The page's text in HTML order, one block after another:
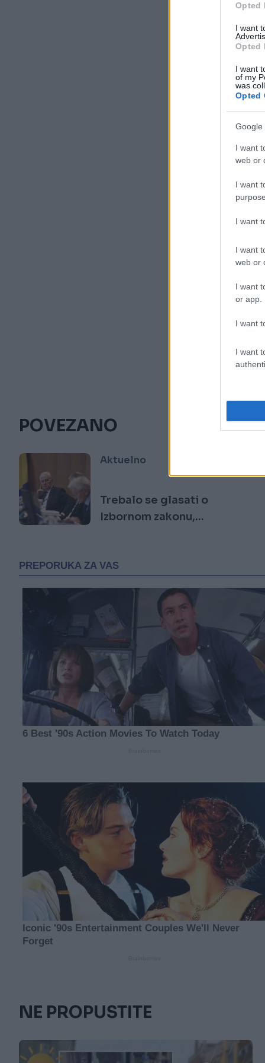
Opted
I want
Opted
I want
of my
was
Opted
Google
I want
web or
I want
I want
I want
web or
I want
or app.
I want
I want
POVEZANO
Aktuelno
Trebalo se glasati o
Izbornom zakonu,
OTKRIO ZAŠTO
NE PROPUSTITE